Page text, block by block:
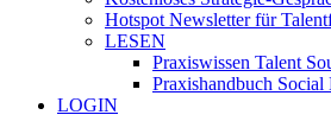
Hotspot Newsletter für
LESEN
Praxiswissen Talent
Praxishandbuch
LOGIN